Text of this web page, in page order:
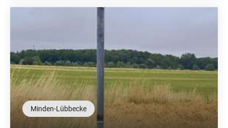
Minden-Lübbecke